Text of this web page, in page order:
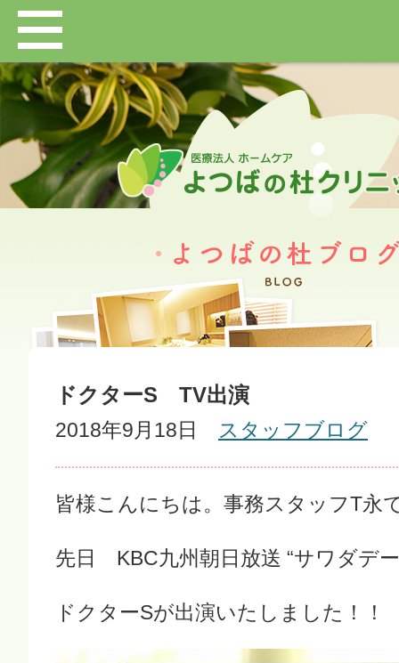
ドクターS TV出演
2018年9月18日 スタッフブログ
皆様こんにちは。事務スタッフT永
先日 KBC九州朝日放送 “サワダデ
ドクターSが出演いたしました！！